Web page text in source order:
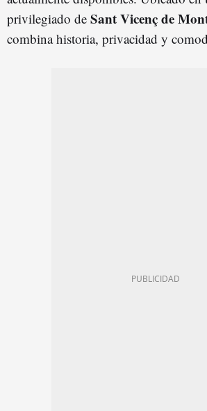
privilegiado de Sant Vicenç de
combina historia, privacidad y